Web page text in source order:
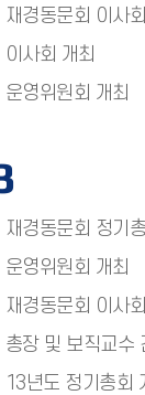
재경동문회 이사
이사회 개최
운영위원회 개최
재경동문회 정기
운영위원회 개최
재경동문회 이사
총장 및 보직교수
13년도 정기총회